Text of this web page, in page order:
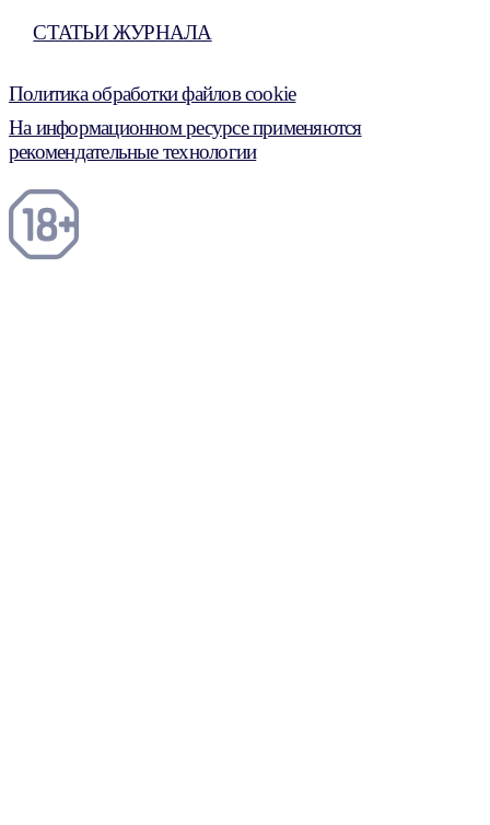
СТАТЬИ ЖУРНАЛА
Политика обработки файлов cookie
На информационном ресурсе применяются
рекомендательные технологии